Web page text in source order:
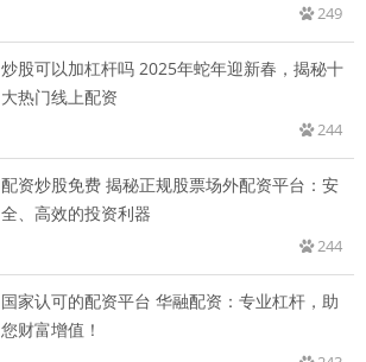
249
炒股可以加杠杆吗 2025年蛇年迎新春，揭秘十
大热门线上配资
244
配资炒股免费 揭秘正规股票场外配资平台：安
全、高效的投资利器
244
国家认可的配资平台 华融配资：专业杠杆，助
您财富增值！